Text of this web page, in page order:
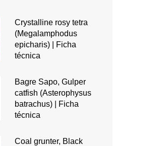
Crystalline rosy tetra
(Megalamphodus
epicharis) | Ficha
técnica
Bagre Sapo, Gulper
catfish (Asterophysus
batrachus) | Ficha
técnica
Coal grunter, Black